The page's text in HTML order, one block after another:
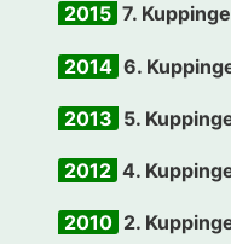
2015 7.
2014 6.
2013 5.
2012 4.
2010 2.